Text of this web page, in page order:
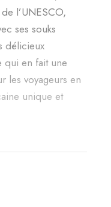
l’UNESCO,
ses souks
délicieux
qui en fait une
les voyageurs en
unique et